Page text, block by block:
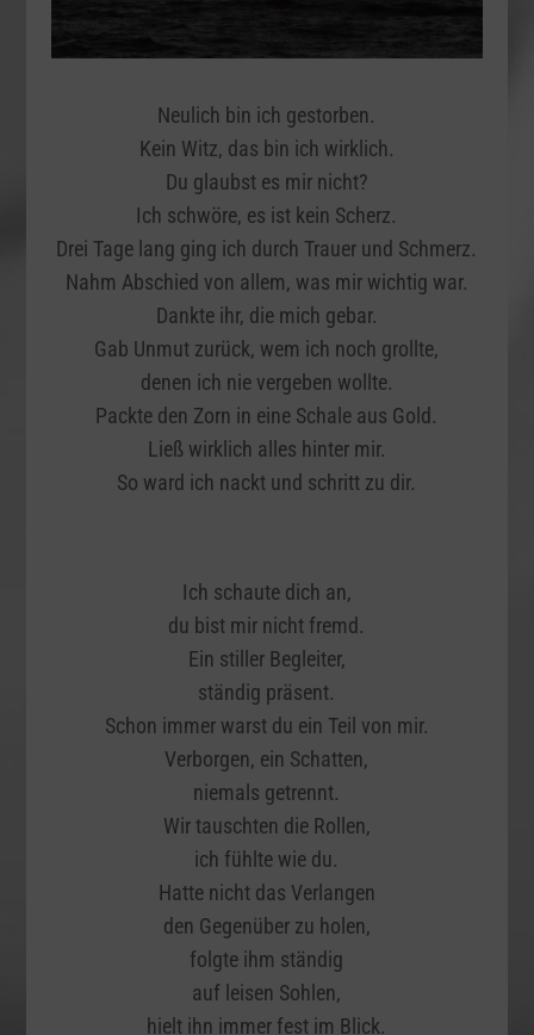
Neulich bin ich gestorben.
Kein Witz, das bin ich wirklich.
Du glaubst es mir nicht?
Ich schwöre, es ist kein Scherz.
Drei Tage lang ging ich durch Trauer und Schmerz.
Nahm Abschied von allem, was mir wichtig war.
Dankte ihr, die mich gebar.
Gab Unmut zurück, wem ich noch grollte,
denen ich nie vergeben wollte.
Packte den Zorn in eine Schale aus Gold.
Ließ wirklich alles hinter mir.
So ward ich nackt und schritt zu dir.
Ich schaute dich an,
du bist mir nicht fremd.
Ein stiller Begleiter,
ständig präsent.
Schon immer warst du ein Teil von mir.
Verborgen, ein Schatten,
niemals getrennt.
Wir tauschten die Rollen,
ich fühlte wie du.
Hatte nicht das Verlangen
den Gegenüber zu holen,
folgte ihm ständig
auf leisen Sohlen,
hielt ihn immer fest im Blick.